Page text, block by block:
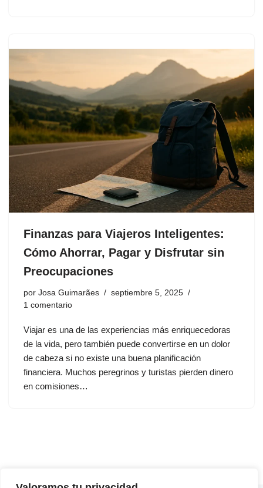
Finanzas para Viajeros Inteligentes:
Cómo Ahorrar, Pagar y Disfrutar sin
Preocupaciones
por Josa Guimarães
septiembre 5, 2025
1 comentario
Viajar es una de las experiencias más enriquecedoras
de la vida, pero también puede convertirse en un dolor
de cabeza si no existe una buena planificación
financiera. Muchos peregrinos y turistas pierden dinero
en comisiones…